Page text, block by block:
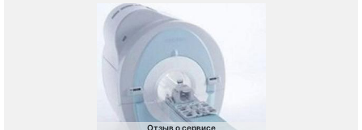
Отзыв о сервисе